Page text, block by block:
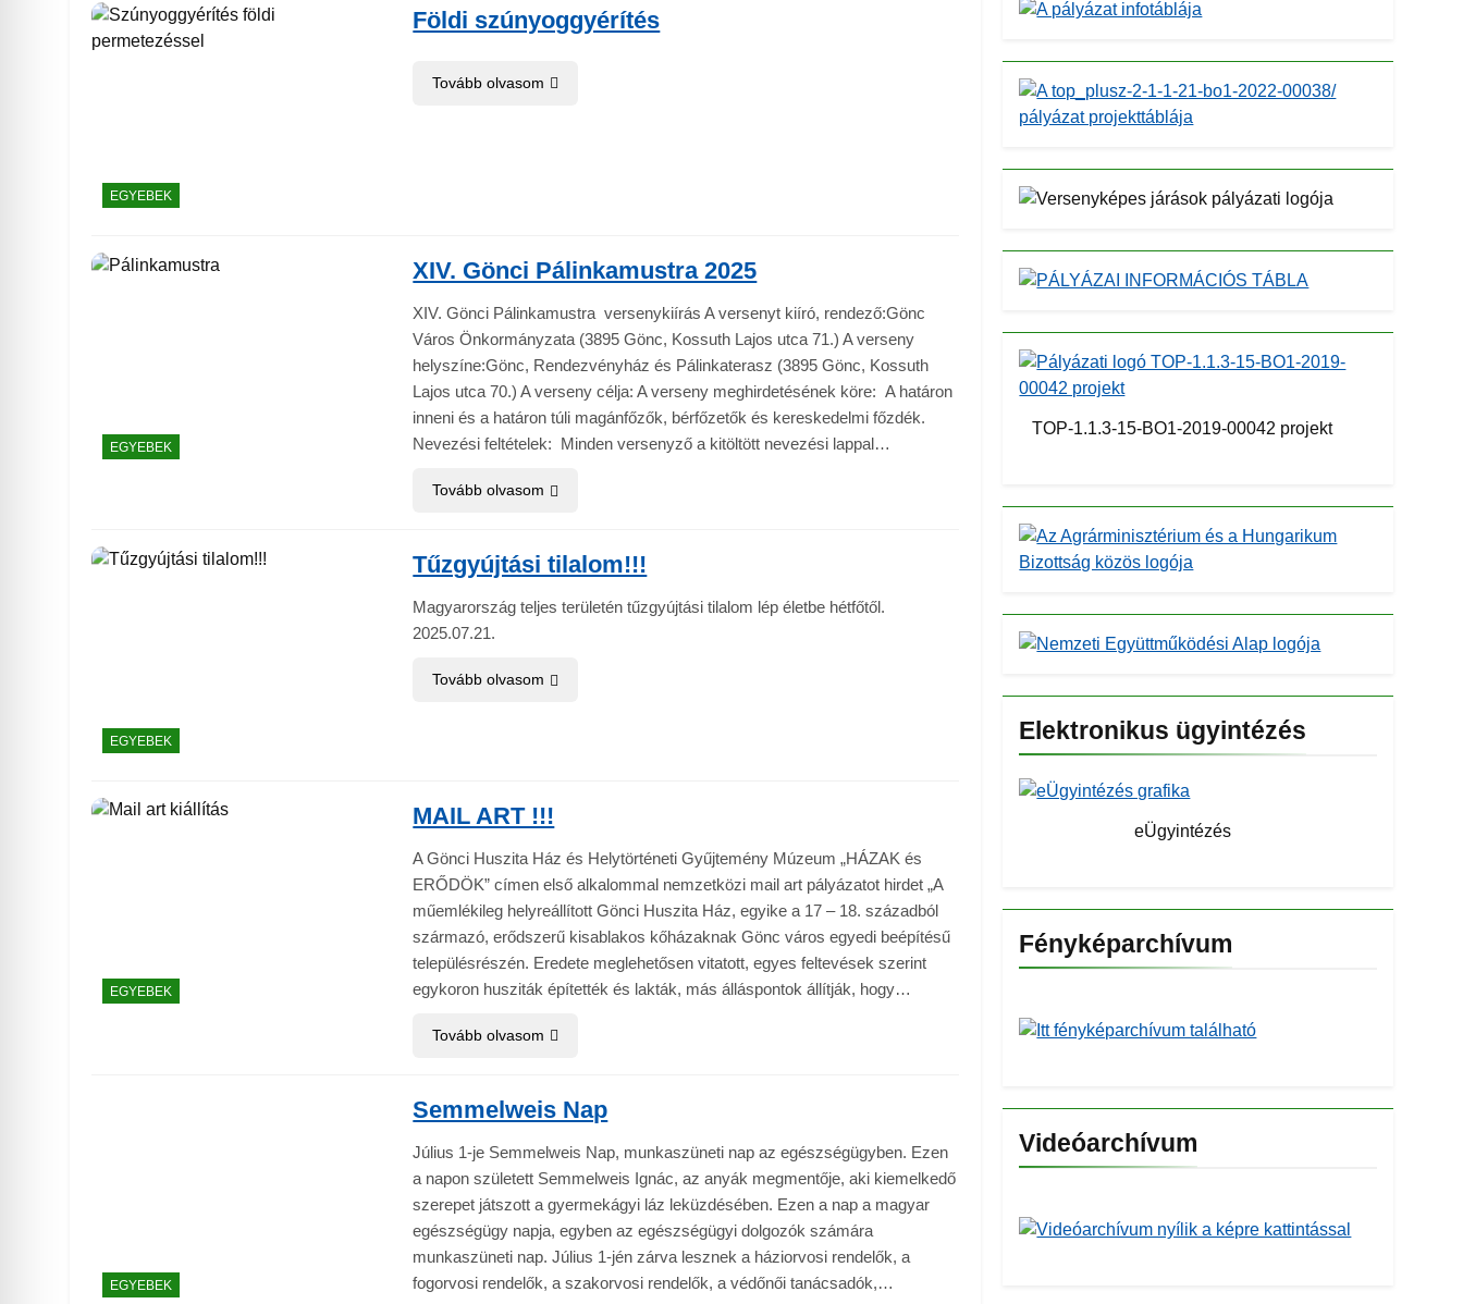
EGYEBEK
Földi szúnyoggyérítés
Tovább olvasom
EGYEBEK
XIV. Gönci Pálinkamustra 2025
XIV. Gönci Pálinkamustra versenykiírás A versenyt kiíró, rendező:Gönc
Város Önkormányzata (3895 Gönc, Kossuth Lajos utca 71.) A verseny
helyszíne:Gönc, Rendezvényház és Pálinkaterasz (3895 Gönc, Kossuth
Lajos utca 70.) A verseny célja: A verseny meghirdetésének köre: A határon
inneni és a határon túli magánfőzők, bérfőzetők és kereskedelmi főzdék.
Nevezési feltételek: Minden versenyző a kitöltött nevezési lappal…
Tovább olvasom
EGYEBEK
Tűzgyújtási tilalom!!!
Magyarország teljes területén tűzgyújtási tilalom lép életbe hétfőtől.
2025.07.21.
Tovább olvasom
EGYEBEK
MAIL ART !!!
A Gönci Huszita Ház és Helytörténeti Gyűjtemény Múzeum „HÁZAK és
ERŐDÖK” címen első alkalommal nemzetközi mail art pályázatot hirdet „A
műemlékileg helyreállított Gönci Huszita Ház, egyike a 17 – 18. századból
származó, erődszerű kisablakos kőházaknak Gönc város egyedi beépítésű
településrészén. Eredete meglehetősen vitatott, egyes feltevések szerint
egykoron husziták építették és lakták, más álláspontok állítják, hogy…
Tovább olvasom
EGYEBEK
Semmelweis Nap
Július 1-je Semmelweis Nap, munkaszüneti nap az egészségügyben. Ezen
a napon született Semmelweis Ignác, az anyák megmentője, aki kiemelkedő
szerepet játszott a gyermekágyi láz leküzdésében. Ezen a nap a magyar
egészségügy napja, egyben az egészségügyi dolgozók számára
munkaszüneti nap. Július 1-jén zárva lesznek a háziorvosi rendelők, a
fogorvosi rendelők, a szakorvosi rendelők, a védőnői tanácsadók,…
TOP-1.1.3-15-BO1-2019-00042 projekt
Elektronikus ügyintézés
eÜgyintézés
Fényképarchívum
Videóarchívum